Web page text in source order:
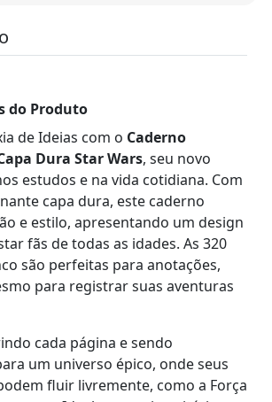
do Produto
de Ideias com o Caderno
Dura Star Wars, seu novo
estudos e na vida cotidiana. Com
capa dura, este caderno
e estilo, apresentando um design
fãs de todas as idades. As 320
são perfeitas para anotações,
para registrar suas aventuras
cada página e sendo
um universo épico, onde seus
fluir livremente, como a Força